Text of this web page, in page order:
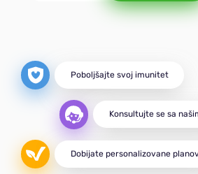
Za aktivne
Za masu
Poboljšajte svoj imunitet
Konsultujte se sa
Dobijate personalizovane